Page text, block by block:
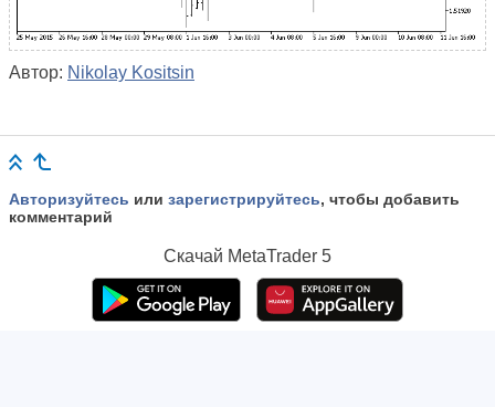
Автор: Nikolay Kositsin
Авторизуйтесь или зарегистрируйтесь, чтобы добавить
комментарий
Скачай MetaTrader 5